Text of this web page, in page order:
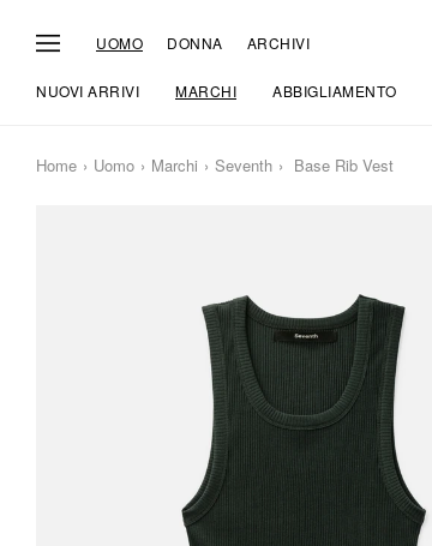
UOMO DONNA ARCHIVI
NUOVI ARRIVI MARCHI ABBIGLIAMENTO
Home Uomo Marchi Seventh Base Rib Vest